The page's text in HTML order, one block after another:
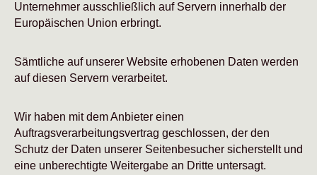
Unternehmer ausschließlich auf Servern innerhalb der
Europäischen Union erbringt.
Sämtliche auf unserer Website erhobenen Daten werden
auf diesen Servern verarbeitet.
Wir haben mit dem Anbieter einen
Auftragsverarbeitungsvertrag geschlossen, der den
Schutz der Daten unserer Seitenbesucher sicherstellt und
eine unberechtigte Weitergabe an Dritte untersagt.